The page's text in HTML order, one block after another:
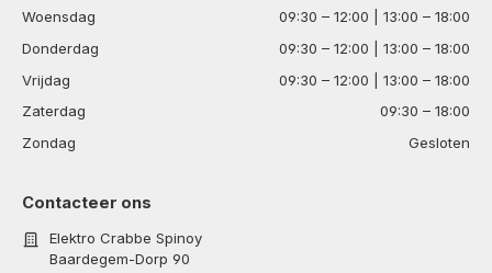
Woensdag
09:30 – 12:00 | 13:00 – 18:00
Donderdag
09:30 – 12:00 | 13:00 – 18:00
Vrijdag
09:30 – 12:00 | 13:00 – 18:00
Zaterdag
09:30 – 18:00
Zondag
Gesloten
Contacteer ons
Elektro Crabbe Spinoy
Baardegem-Dorp 90